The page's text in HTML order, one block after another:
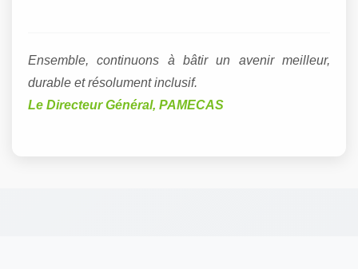
Ensemble, continuons à bâtir un avenir meilleur,
durable et résolument inclusif.
Le Directeur Général, PAMECAS